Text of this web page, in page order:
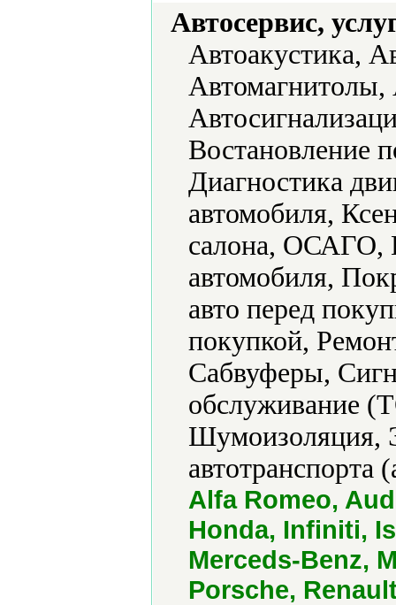
Автосервис,
Автоакустика,
Автомагнитолы,
Востановление
Диагностика
автомобиля,
салона, ОСАГО,
автомобиля,
авто перед
покупкой,
Сабвуферы,
обслуживание
Шумоизоляция,
автотранспорта
Alfa Romeo,
Honda, Infiniti,
Merceds-Benz,
Porsche,